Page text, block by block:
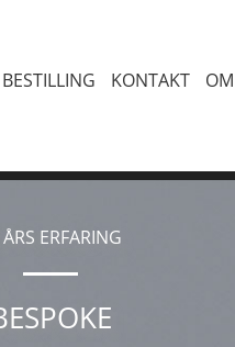
BESTILLING KONTAKT
ERFARING